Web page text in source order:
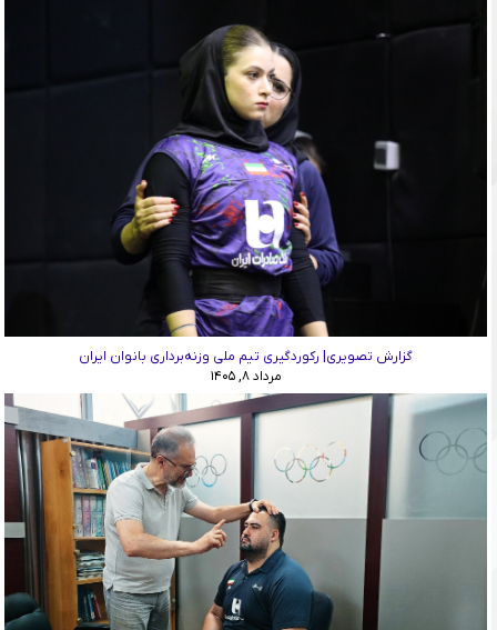
گزارش تصویری| رکوردگیری تیم ملی وزنه‌برداری بانوان ایران
مرداد ۸, ۱۴۰۵